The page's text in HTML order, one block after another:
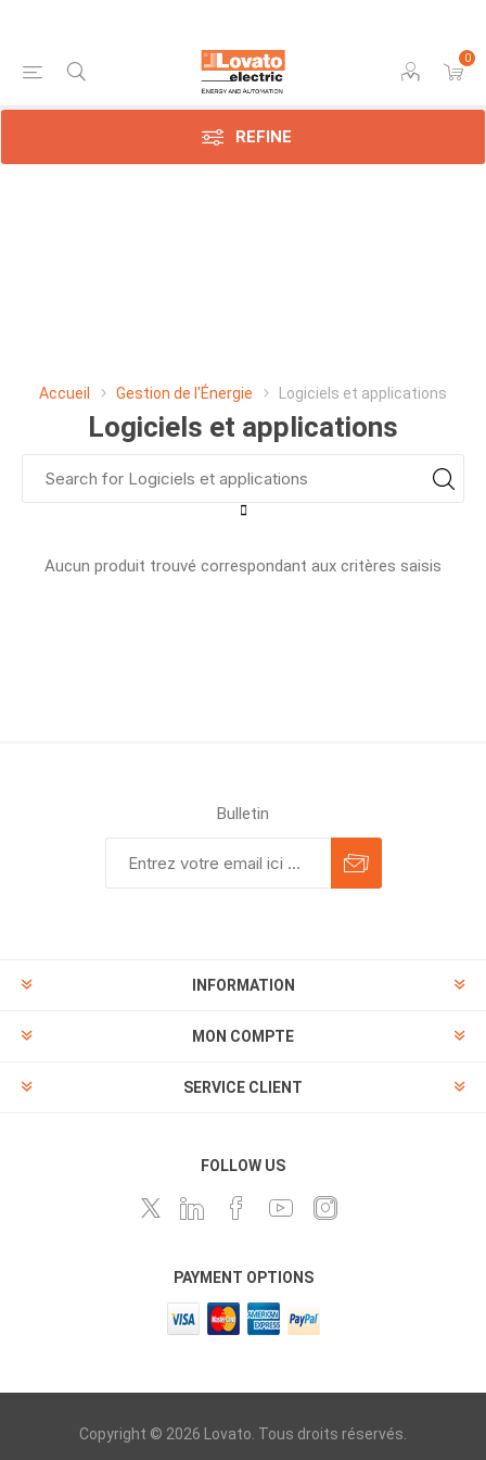
0
REFINE
Accueil Gestion de l'Énergie Logiciels et applications
Logiciels et applications
Aucun produit trouvé correspondant aux critères saisis
Bulletin
INFORMATION
MON COMPTE
SERVICE CLIENT
FOLLOW US
PAYMENT OPTIONS
Copyright © 2026 Lovato. Tous droits réservés.